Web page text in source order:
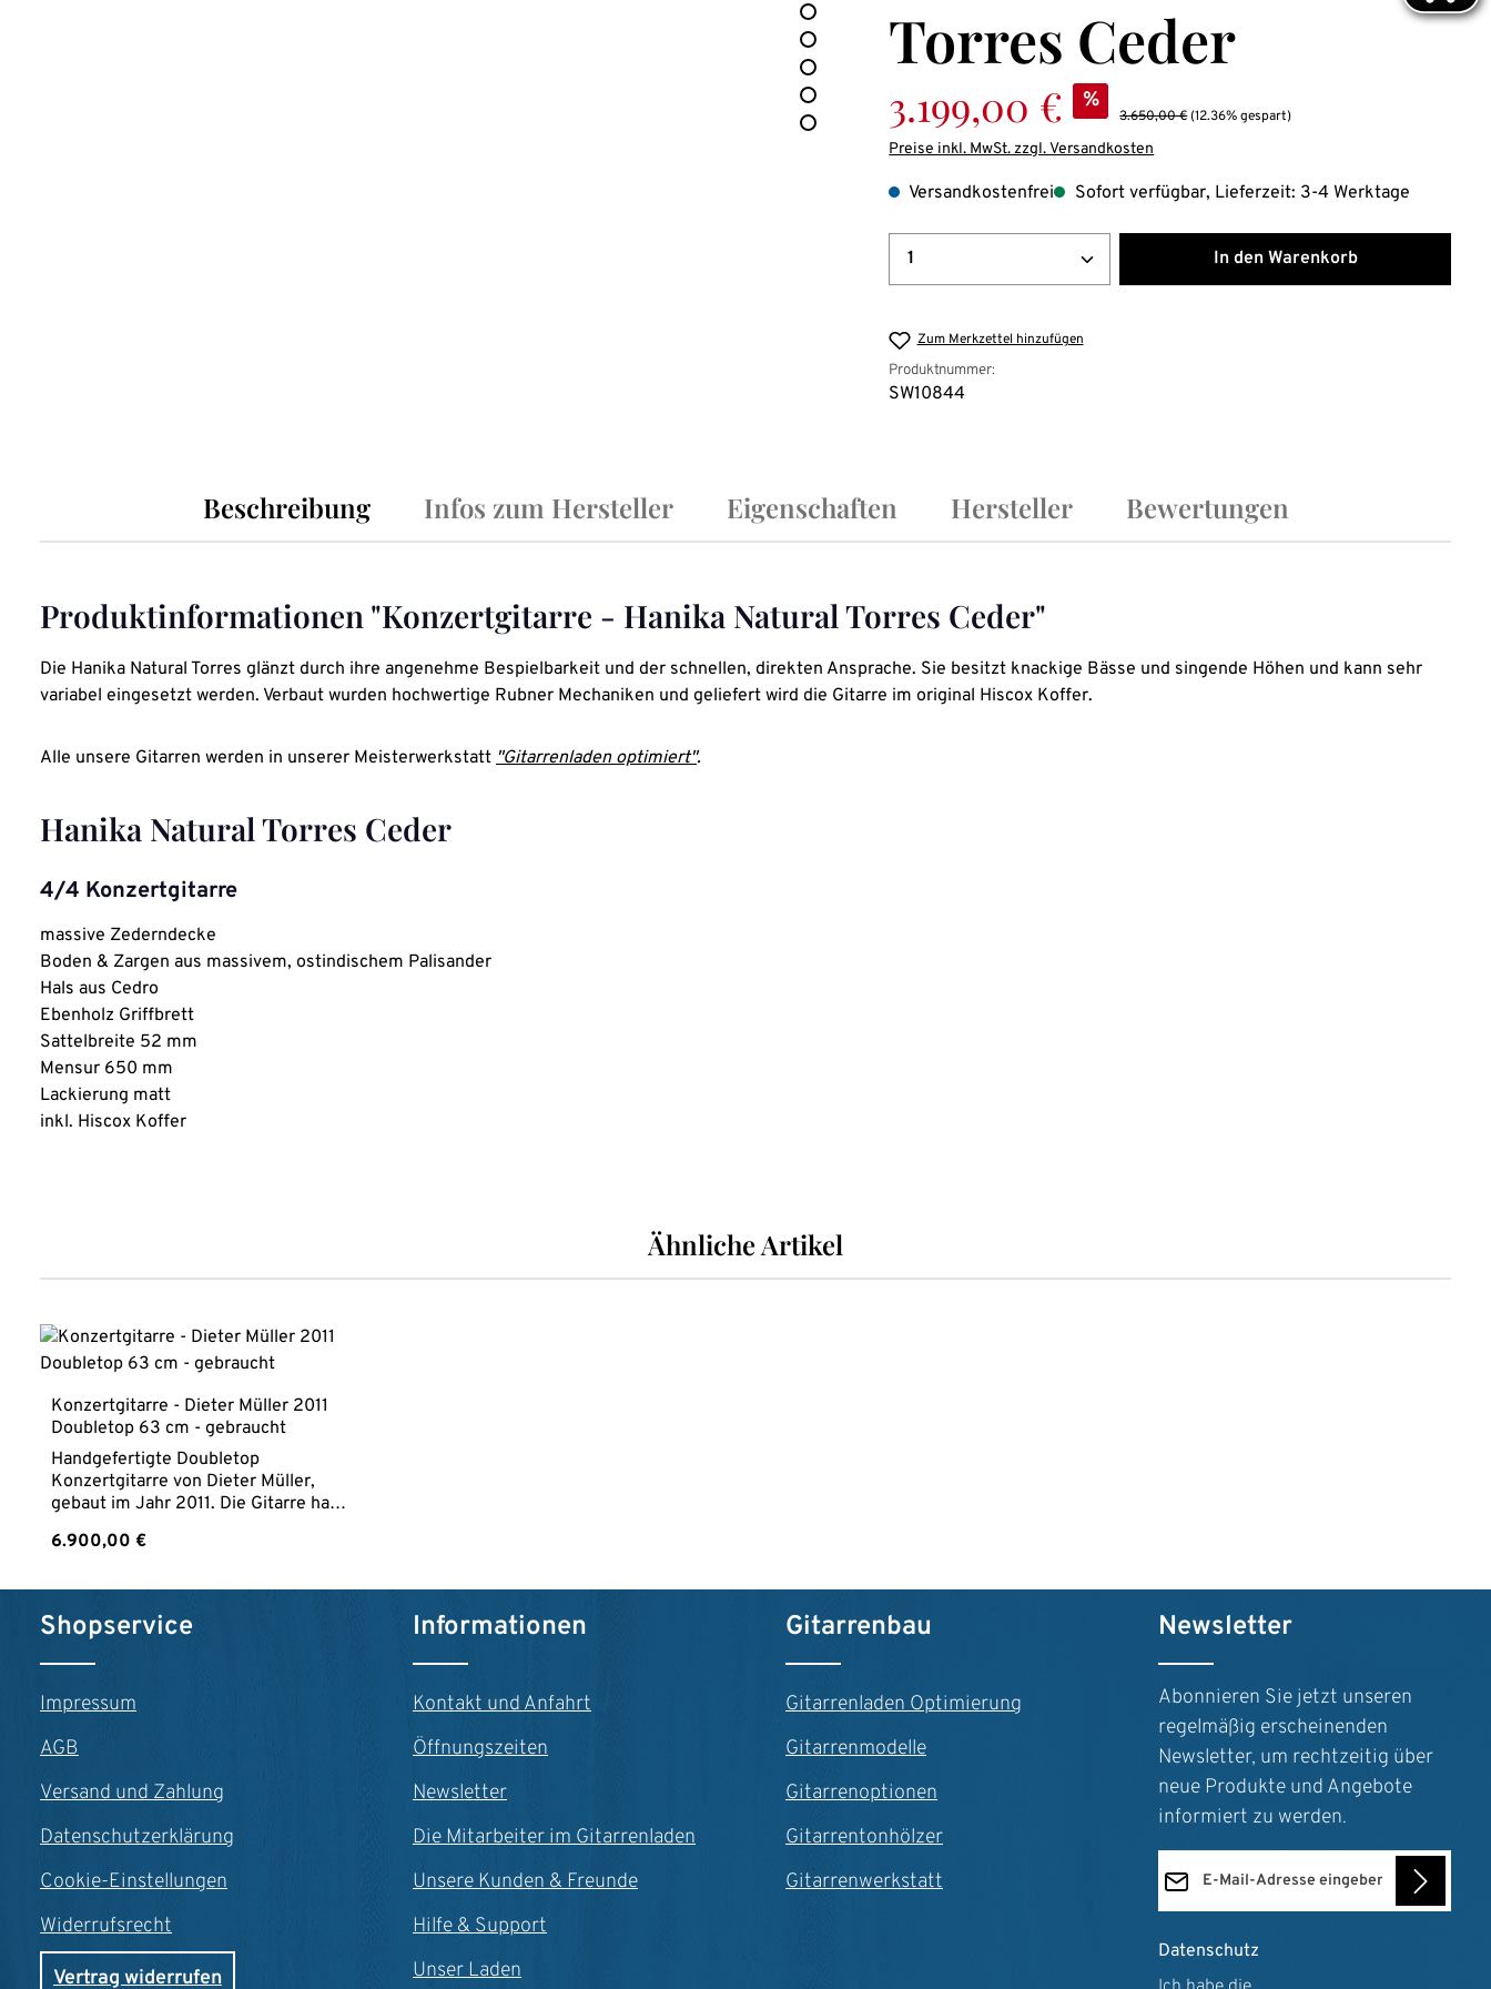
Torres Ceder
3.199,00 € %
Regulärer Preis:
3.650,00 € (12.36% gespart)
Preise inkl. MwSt. zzgl. Versandkosten
Versandkostenfrei Sofort verfügbar, Lieferzeit: 3-4 Werktage
Produkt Anzahl: Gib den gewünschten Wert ein
In den Warenkorb
Zum Merkzettel hinzufügen
Produktnummer:
SW10844
Beschreibung Infos zum Hersteller Eigenschaften Hersteller Bewertungen
Produktinformationen "Konzertgitarre - Hanika Natural Torres Ceder"
Die Hanika Natural Torres glänzt durch ihre angenehme Bespielbarkeit und der schnellen, direkten Ansprache. Sie besitzt knackige Bässe und singende Höhen und kann sehr
variabel eingesetzt werden. Verbaut wurden hochwertige Rubner Mechaniken und geliefert wird die Gitarre im original Hiscox Koffer.
Alle unsere Gitarren werden in unserer Meisterwerkstatt "Gitarrenladen optimiert".
Hanika Natural Torres Ceder
4/4 Konzertgitarre
massive Zederndecke
Boden & Zargen aus massivem, ostindischem Palisander
Hals aus Cedro
Ebenholz Griffbrett
Sattelbreite 52 mm
Mensur 650 mm
Lackierung matt
inkl. Hiscox Koffer
Ähnliche Artikel
Produktgalerie überspringen
Konzertgitarre - Dieter Müller 2011
Doubletop 63 cm - gebraucht
Handgefertigte Doubletop
Konzertgitarre von Dieter Müller,
gebaut im Jahr 2011. Die Gitarre hat
technisch aber einwandfrei. Ein
inklusive.2011 Dieter Müller
DoubletopKonzertgitarreMassive
Zederndecke (Doubletop)Boden &
Zargen aus massivem Palo
EbenholzSattelbreite 50 mmMensur
Hiscox Koffer
Regulärer Preis:
6.900,00 €
Produkt Anzahl: Gib den gewünschten Wert ein oder benutze die Schaltflächen um die Anzahl zu erhöhen oder zu
Shopservice
Impressum
AGB
Versand und Zahlung
Datenschutzerklärung
Cookie-Einstellungen
Widerrufsrecht
Vertrag widerrufen
Informationen
Kontakt und Anfahrt
Öffnungszeiten
Newsletter
Die Mitarbeiter im Gitarrenladen
Unsere Kunden & Freunde
Hilfe & Support
Unser Laden
Gitarrenbau
Gitarrenladen Optimierung
Gitarrenmodelle
Gitarrenoptionen
Gitarrentonhölzer
Gitarrenwerkstatt
Newsletter
Abonnieren Sie jetzt unseren
regelmäßig erscheinenden
Newsletter, um rechtzeitig über
neue Produkte und Angebote
informiert zu werden.
Datenschutz